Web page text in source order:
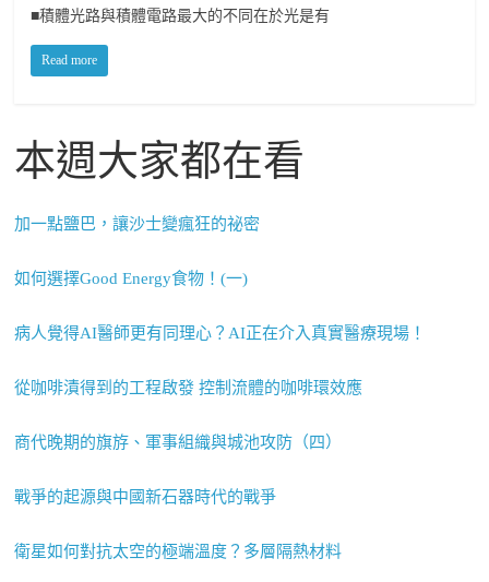
■積體光路與積體電路最大的不同在於光是有
Read more
本週大家都在看
加一點鹽巴，讓沙士變瘋狂的祕密
如何選擇Good Energy食物！(一)
病人覺得AI醫師更有同理心？AI正在介入真實醫療現場！
從咖啡漬得到的工程啟發 控制流體的咖啡環效應
商代晚期的旗斿、軍事組織與城池攻防（四）
戰爭的起源與中國新石器時代的戰爭
衛星如何對抗太空的極端溫度？多層隔熱材料